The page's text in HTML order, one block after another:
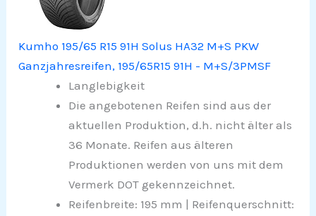
Kumho 195/65 R15 91H Solus HA32 M+S PKW
Ganzjahresreifen, 195/65R15 91H - M+S/3PMSF
Langlebigkeit
Die angebotenen Reifen sind aus der
aktuellen Produktion, d.h. nicht älter als
36 Monate. Reifen aus älteren
Produktionen werden von uns mit dem
Vermerk DOT gekennzeichnet.
Reifenbreite: 195 mm | Reifenquerschnitt: